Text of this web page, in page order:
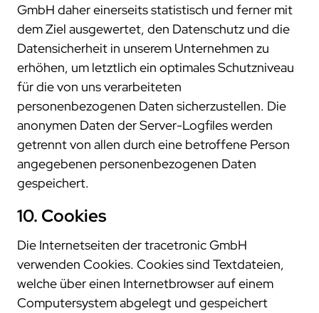
GmbH daher einerseits statistisch und ferner mit
dem Ziel ausgewertet, den Datenschutz und die
Datensicherheit in unserem Unternehmen zu
erhöhen, um letztlich ein optimales Schutzniveau
für die von uns verarbeiteten
personenbezogenen Daten sicherzustellen. Die
anonymen Daten der Server-Logfiles werden
getrennt von allen durch eine betroffene Person
angegebenen personenbezogenen Daten
gespeichert.
10. Cookies
Die Internetseiten der tracetronic GmbH
verwenden Cookies. Cookies sind Textdateien,
welche über einen Internetbrowser auf einem
Computersystem abgelegt und gespeichert